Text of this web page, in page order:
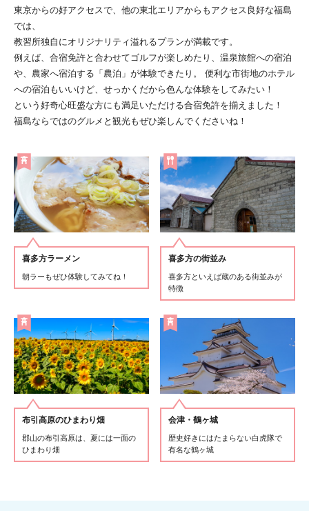
東京からの好アクセスで、他の東北エリアからもアクセス良好な福島
では、
教習所独自にオリジナリティ溢れるプランが満載です。
例えば、合宿免許と合わせてゴルフが楽しめたり、温泉旅館への宿泊
や、農家へ宿泊する「農泊」が体験できたり。 便利な市街地のホテル
への宿泊もいいけど、せっかくだから色んな体験をしてみたい！
という好奇心旺盛な方にも満足いただける合宿免許を揃えました！
福島ならではのグルメと観光もぜひ楽しんでくださいね！
喜多方ラーメン
朝ラーもぜひ体験してみてね！
喜多方の街並み
喜多方といえば蔵のある街並みが
特徴
布引高原のひまわり畑
郡山の布引高原は、夏には一面の
ひまわり畑
会津・鶴ヶ城
歴史好きにはたまらない白虎隊で
有名な鶴ヶ城